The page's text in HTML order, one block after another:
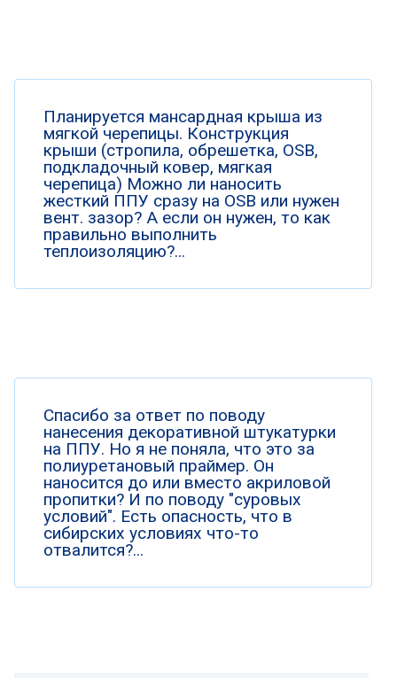
Планируется мансардная крыша из
мягкой черепицы. Конструкция
крыши (стропила, обрешетка, OSB,
подкладочный ковер, мягкая
черепица) Можно ли наносить
жесткий ППУ сразу на OSB или нужен
вент. зазор? А если он нужен, то как
правильно выполнить
теплоизоляцию?...
Спасибо за ответ по поводу
нанесения декоративной штукатурки
на ППУ. Но я не поняла, что это за
полиуретановый праймер. Он
наносится до или вместо акриловой
пропитки? И по поводу "суровых
условий". Есть опасность, что в
сибирских условиях что-то
отвалится?...